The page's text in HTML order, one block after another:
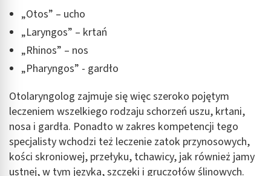
„Otos” – ucho
„Laryngos” – krtań
„Rhinos” – nos
„Pharyngos” - gardło
Otolaryngolog zajmuje się więc szeroko pojętym
leczeniem wszelkiego rodzaju schorzeń uszu, krtani,
nosa i gardła. Ponadto w zakres kompetencji tego
specjalisty wchodzi też leczenie zatok przynosowych,
kości skroniowej, przełyku, tchawicy, jak również jamy
ustnej, w tym języka, szczęki i gruczołów ślinowych.